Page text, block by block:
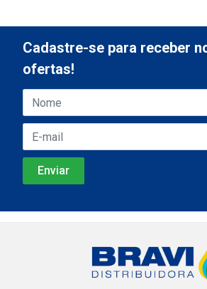
Cadastre-se para receber
ofertas!